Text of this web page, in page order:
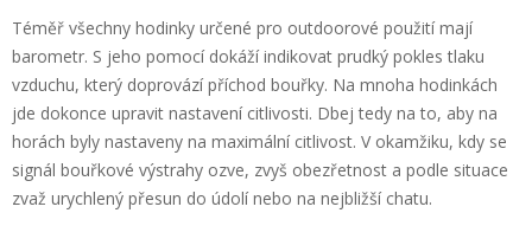
Téměř všechny hodinky určené pro outdoorové použití mají
barometr. S jeho pomocí dokáží indikovat prudký pokles tlaku
vzduchu, který doprovází příchod bouřky. Na mnoha hodinkách
jde dokonce upravit nastavení citlivosti. Dbej tedy na to, aby na
horách byly nastaveny na maximální citlivost. V okamžiku, kdy se
signál bouřkové výstrahy ozve, zvyš obezřetnost a podle situace
zvaž urychlený přesun do údolí nebo na nejbližší chatu.